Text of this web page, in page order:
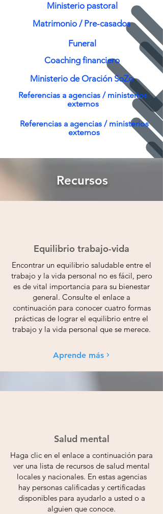
Ministerio pastoral
Matrimonio / Pre-casados
Funeral
Coaching financiero
Ministerio de Oración SoZo
Referencias a agencias / ministerios
externos
Referencias a agencias / ministerios
externos
Recursos
Equilibrio trabajo-vida
Encontrar un equilibrio saludable entre el
trabajo y la vida personal no es fácil, pero
es de vital importancia para su bienestar
general. Consulte el enlace a
continuación para conocer cuatro formas
prácticas de lograr el equilibrio entre el
trabajo y la vida personal que se merece.
Aprende más
Salud mental
Haga clic en el enlace a continuación para
ver una lista de recursos de salud mental
locales y nacionales. En estas agencias
hay personas calificadas y certificadas
disponibles para ayudarlo a usted o a
alguien que conoce.